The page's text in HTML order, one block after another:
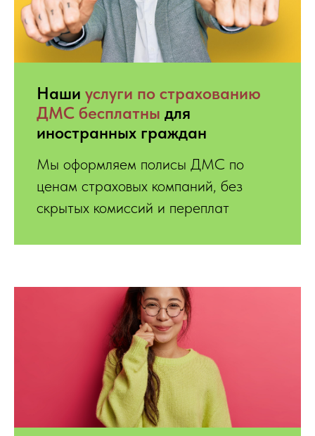
Hаши услуги по страхованию
ДМС бесплатны для
иностранных граждан
Мы оформляем полисы ДМС по
ценам страховых компаний, без
скрытых комиссий и переплат